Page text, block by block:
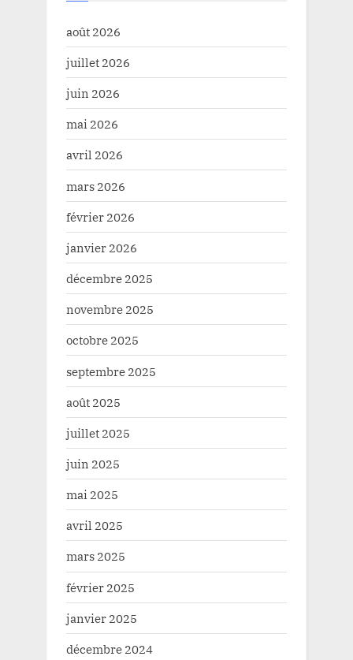
août 2026
juillet 2026
juin 2026
mai 2026
avril 2026
mars 2026
février 2026
janvier 2026
décembre 2025
novembre 2025
octobre 2025
septembre 2025
août 2025
juillet 2025
juin 2025
mai 2025
avril 2025
mars 2025
février 2025
janvier 2025
décembre 2024